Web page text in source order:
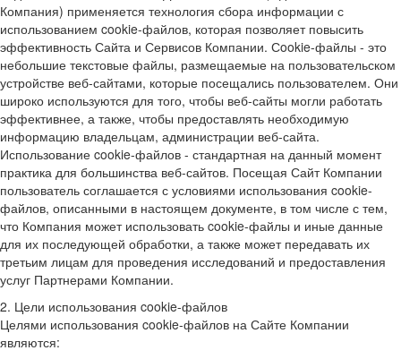
Компания) применяется технология сбора информации с
использованием cookie-файлов, которая позволяет повысить
эффективность Сайта и Сервисов Компании. Сookie-файлы - это
небольшие текстовые файлы, размещаемые на пользовательском
устройстве веб-сайтами, которые посещались пользователем. Они
широко используются для того, чтобы веб-сайты могли работать
эффективнее, а также, чтобы предоставлять необходимую
информацию владельцам, администрации веб-сайта.
Использование cookie-файлов - стандартная на данный момент
практика для большинства веб-сайтов. Посещая Сайт Компании
пользователь соглашается с условиями использования cookie-
файлов, описанными в настоящем документе, в том числе с тем,
что Компания может использовать cookie-файлы и иные данные
для их последующей обработки, а также может передавать их
третьим лицам для проведения исследований и предоставления
услуг Партнерами Компании.
2. Цели использования cookie-файлов
Целями использования cookie-файлов на Сайте Компании
являются: